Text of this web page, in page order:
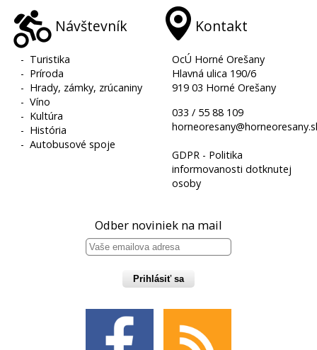
Návštevník
- Turistika
- Príroda
- Hrady, zámky, zrúcaniny
-Víno
- Kultúra
- História
-Autobusové spoje
Kontakt
OcÚ Horné Orešany
Hlavná ulica 190/6
919 03 Horné Orešany
033 / 55 88 109
GDPR - Politika
informovanosti dotknutej
osoby
Odber noviniek na mail
Prihlásiť sa